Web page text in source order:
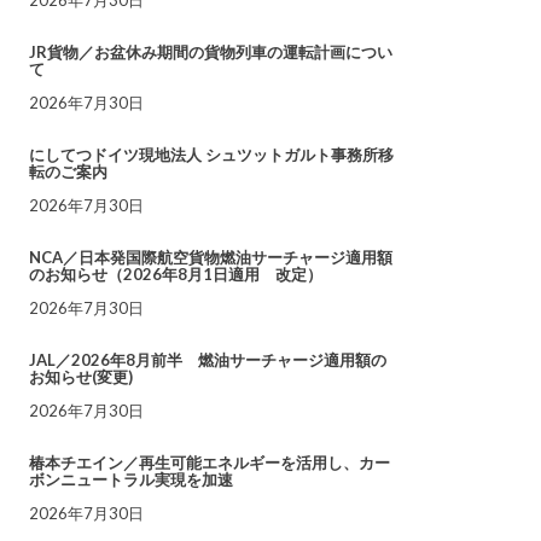
JR貨物／お盆休み期間の貨物列車の運転計画につい
て
2026年7月30日
にしてつドイツ現地法人 シュツットガルト事務所移
転のご案内
2026年7月30日
NCA／日本発国際航空貨物燃油サーチャージ適用額
のお知らせ（2026年8月1日適用 改定）
2026年7月30日
JAL／2026年8月前半 燃油サーチャージ適用額の
お知らせ(変更)
2026年7月30日
椿本チエイン／再生可能エネルギーを活用し、カー
ボンニュートラル実現を加速
2026年7月30日